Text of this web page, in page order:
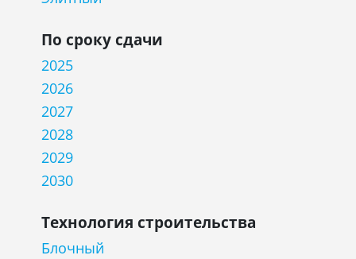
По сроку сдачи
2025
2026
2027
2028
2029
2030
Технология строительства
Блочный